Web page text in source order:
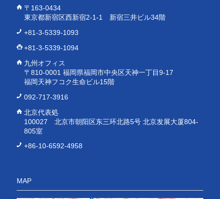
〒163-0434
東京都新宿区西新宿2-1-1 新宿三井ビル34階
+81-3-5339-1093
+81-3-5339-1094
九州オフィス
〒810-0001 福岡県福岡市中央区天神一丁目9-17
福岡天神フコク生命ビル15階
092-717-3916
北京代表処
100027 北京市朝阳区东三环北路5号 北京发展大厦804-
805室
+86-10-6592-4958
MAP